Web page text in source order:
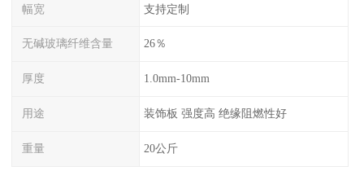
幅宽 支持定制
无碱玻璃纤维含量 26％
厚度 1.0mm-10mm
用途 装饰板 强度高 绝缘阻燃性好
重量 20公斤